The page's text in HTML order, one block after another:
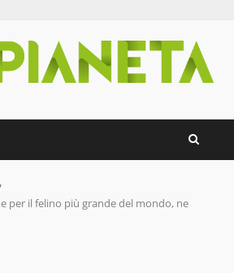
per il felino più grande del mondo, ne